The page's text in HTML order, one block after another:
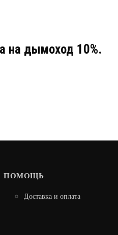
на дымоход 10%.
ПОМОЩЬ
Доставка и оплата